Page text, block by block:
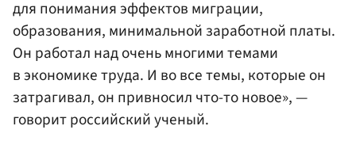
для понимания эффектов миграции,
образования, минимальной заработной платы.
Он работал над очень многими темами
в экономике труда. И во все темы, которые он
затрагивал, он привносил что-то новое», —
говорит российский ученый.